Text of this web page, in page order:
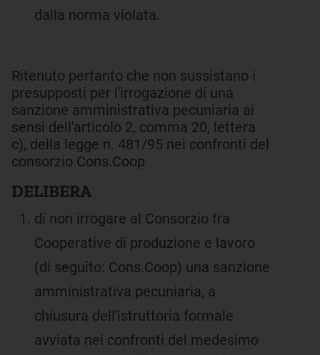
dalla norma violata.
Ritenuto pertanto che non sussistano i
presupposti per l'irrogazione di una
sanzione amministrativa pecuniaria ai
sensi dell'articolo 2, comma 20, lettera
c), della legge n. 481/95 nei confronti del
consorzio Cons.Coop
DELIBERA
di non irrogare al Consorzio fra
Cooperative di produzione e lavoro
(di seguito: Cons.Coop) una sanzione
amministrativa pecuniaria, a
chiusura dell'istruttoria formale
avviata nei confronti del medesimo